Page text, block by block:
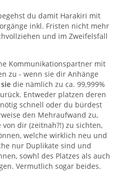
du damit Harakiri mit
inkl. Fristen nicht mehr
und im Zweifelsfall
Kommunikationspartner mit
zu - wenn sie dir Anhänge
sie die nämlich zu ca. 99,999%
Entweder platzen deren
schnell oder du bürdest
den Mehraufwand zu,
von dir (zeitnah?!) zu sichten,
welche wirklich neu und
nur Duplikate sind und
sowhl des Platzes als auch
Vermutlich sogar beides.